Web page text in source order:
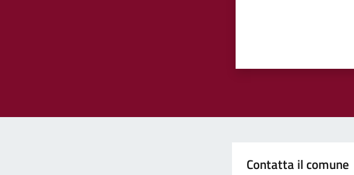
Contatta il comune